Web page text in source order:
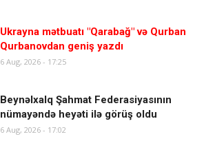
Ukrayna mətbuatı "Qarabağ" və Qurban
Qurbanovdan geniş yazdı
6 Aug, 2026 - 17:25
Beynəlxalq Şahmat Federasiyasının
nümayəndə heyəti ilə görüş oldu
6 Aug, 2026 - 17:02